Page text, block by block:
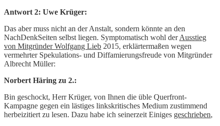
Antwort 2: Uwe Krüger:
Das aber muss nicht an der Anstalt, sondern könnte an den
NachDenkSeiten selbst liegen. Symptomatisch wohl derAusstieg
von Mitgründer Wolfgang Lieb 2015, erklärtermaßen wegen
vermehrter Spekulations- und Diffamierungsfreude von Mitgründer
Albrecht Müller:
Norbert Häring zu 2.:
Bin geschockt, Herr Krüger, von Ihnen die üble Querfront-
Kampagne gegen ein lästiges linkskritisches Medium zustimmend
herbeizitiert zu lesen. Dazu habe ich seinerzeit Einiges geschrieben,